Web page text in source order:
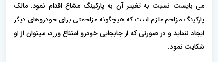
می بایست نسبت به تغییر آن به پارکینگ مشاع اقدام نمود. مالک
پارکینگ مزاحم ملزم است که هیچگونه مزاحمتی برای خودروهای دیگر
ایجاد ننماید و در صورتی که از جابجایی خودرو امتناع ورزد، میتوان از او
شکایت نمود.